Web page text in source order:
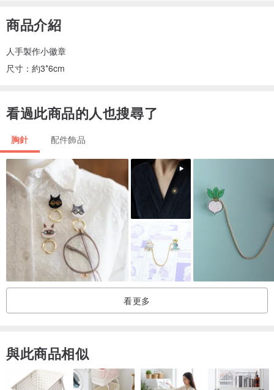
商品介紹
人手製作小徽章
尺寸：約3*6cm
看過此商品的人也搜尋了
胸針 配件飾品
看更多
與此商品相似